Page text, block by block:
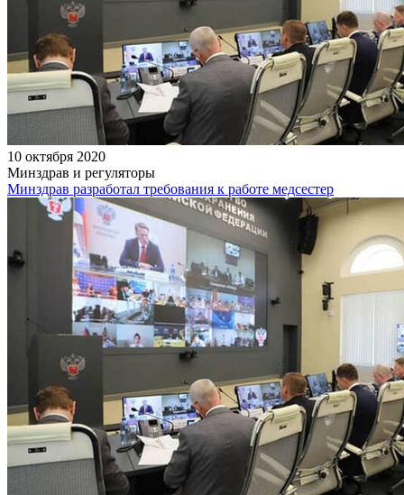
10 октября 2020
Минздрав и регуляторы
Минздрав разработал требования к работе медсестер